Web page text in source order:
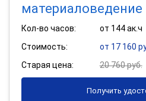
материаловедение
Кол-во часов:
от 144 ак.ч
Стоимость:
от 17 160
Старая цена:
20 760 руб.
Получить